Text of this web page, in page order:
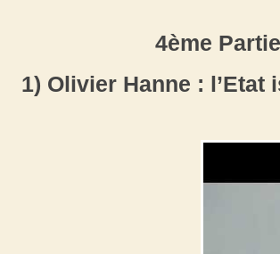
4ème
1) Olivier Hanne :